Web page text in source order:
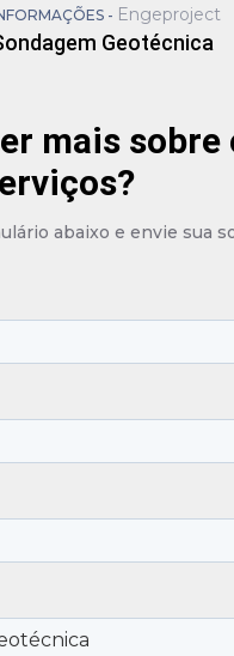
- Engeproject
Geotécnica
mais sobre
abaixo e envie sua